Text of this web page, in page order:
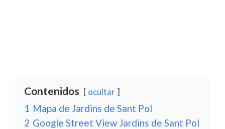
Contenidos ocultar
1 Mapa de Jardins de Sant Pol
2 Google Street View Jardins de Sant Pol